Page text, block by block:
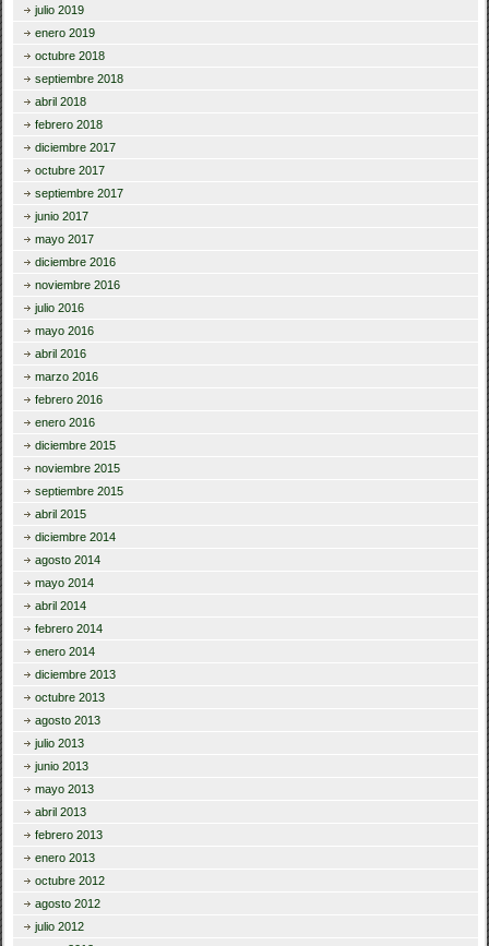
julio 2019
enero 2019
octubre 2018
septiembre 2018
abril 2018
febrero 2018
diciembre 2017
octubre 2017
septiembre 2017
junio 2017
mayo 2017
diciembre 2016
noviembre 2016
julio 2016
mayo 2016
abril 2016
marzo 2016
febrero 2016
enero 2016
diciembre 2015
noviembre 2015
septiembre 2015
abril 2015
diciembre 2014
agosto 2014
mayo 2014
abril 2014
febrero 2014
enero 2014
diciembre 2013
octubre 2013
agosto 2013
julio 2013
junio 2013
mayo 2013
abril 2013
febrero 2013
enero 2013
octubre 2012
agosto 2012
julio 2012